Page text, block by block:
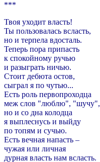
***
Твоя уходит власть!
Ты пользовалась всласть,
но и терпела вдосталь.
Теперь пора припасть
к спокойному ручью
и разыграть ничью.
Стоит дебюта остов,
сыграл я по чутью...
Есть роль первопроходца
меж слов "люблю", "шучу",
но и со дна колодца
я выплеснусь и выйду
по топям и сучью.
Есть вечная напасть –
чужая или личная
дурная власть нам всласть.